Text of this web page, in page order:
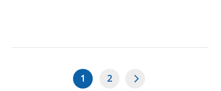
Paginación
Página
1 Page
2